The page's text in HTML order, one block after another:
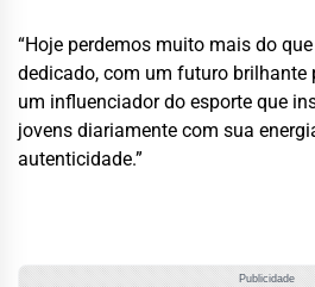
“Hoje perdemos muito mais do
dedicado, com um futuro brilhante
um influenciador do esporte que
jovens diariamente com sua
autenticidade.”
Publicidade